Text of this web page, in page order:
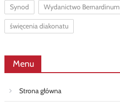
Synod Wydanictwo Bernardinum
święcenia diakonatu
Menu
Strona główna